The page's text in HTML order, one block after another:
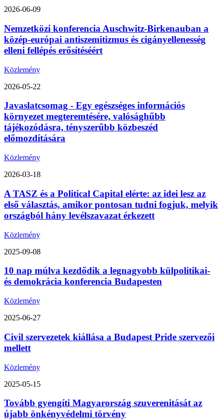
2026-06-09
Nemzetközi konferencia Auschwitz-Birkenauban a
közép-európai antiszemitizmus és cigányellenesség
elleni fellépés erősítéséért
Közlemény
2026-05-22
Javaslatcsomag - Egy egészséges információs
környezet megteremtésére, valósághűbb
tájékozódásra, tényszerűbb közbeszéd
előmozdítására
Közlemény
2026-03-18
A TASZ és a Political Capital elérte: az idei lesz az
első választás, amikor pontosan tudni fogjuk, melyik
országból hány levélszavazat érkezett
Közlemény
2025-09-08
10 nap múlva kezdődik a legnagyobb külpolitikai-
és demokrácia konferencia Budapesten
Közlemény
2025-06-27
Civil szervezetek kiállása a Budapest Pride szervezői
mellett
Közlemény
2025-05-15
Tovább gyengíti Magyarország szuverenitását az
újabb önkényvédelmi törvény